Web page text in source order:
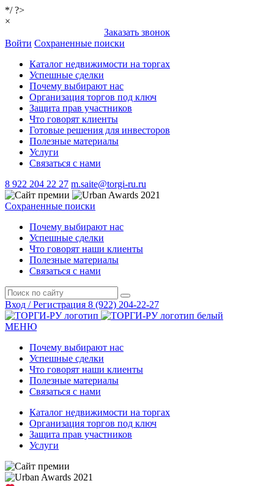
*/ ?>
×
Заказать звонок
Войти Сохраненные поиски
Каталог недвижимости на торгах
Успешные сделки
Почему выбирают нас
Организация торгов под ключ
Защита прав участников
Что говорят клиенты
Готовые решения для инвесторов
Полезные материалы
Услуги
Связаться с нами
8 922 204 22 27 m.saite@torgi-ru.ru
Сохраненные поиски
Почему выбирают нас
Успешные сделки
Что говорят наши клиенты
Полезные материалы
Связаться с нами
Вход / Регистрация 8 (922) 204-22-27
МЕНЮ
Почему выбирают нас
Успешные сделки
Что говорят наши клиенты
Полезные материалы
Связаться с нами
Каталог недвижимости на торгах
Организация торгов под ключ
Защита прав участников
Услуги